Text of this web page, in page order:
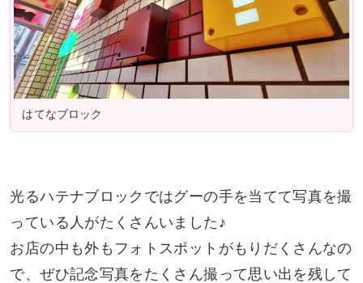
はてなブロック
光るハテナブロックではグーの手を当てて写真を撮
っている人がたくさんいました♪
お店の中も外もフォトスポットがもりだくさんなの
で、ぜひ記念写真をたくさん撮って思い出を残して